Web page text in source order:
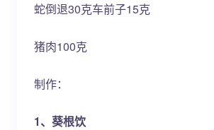
蛇倒退30克车前子15克
猪肉100克
制作：
1、葵根饮